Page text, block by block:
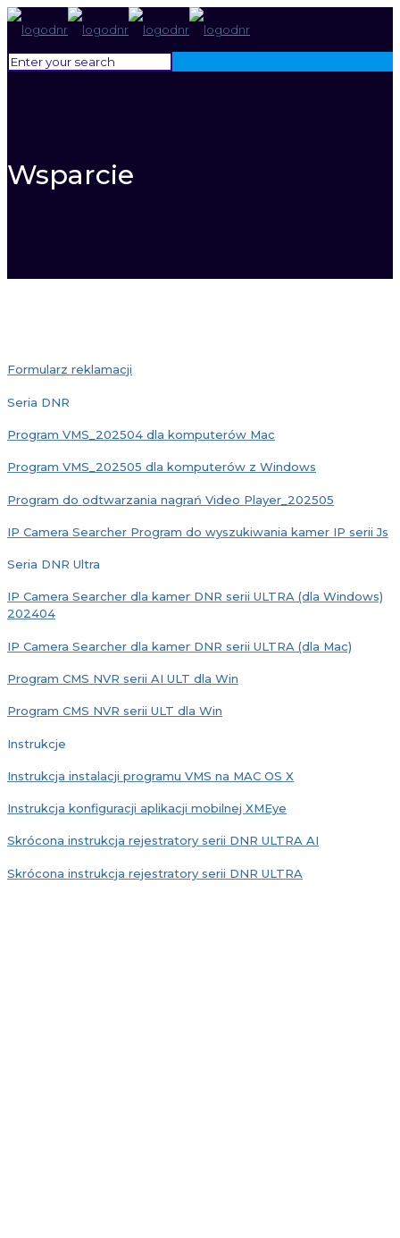
Wsparcie
Formularz reklamacji
Seria DNR
Program VMS_202504 dla komputerów Mac
Program VMS_202505 dla komputerów z Windows
Program do odtwarzania nagrań Video Player_202505
IP Camera Searcher Program do wyszukiwania kamer IP serii Js
Seria DNR Ultra
IP Camera Searcher dla kamer DNR serii ULTRA (dla Windows)
202404
IP Camera Searcher dla kamer DNR serii ULTRA (dla Mac)
Program CMS NVR serii AI ULT dla Win
Program CMS NVR serii ULT dla Win
Instrukcje
Instrukcja instalacji programu VMS na MAC OS X
Instrukcja konfiguracji aplikacji mobilnej XMEye
Skrócona instrukcja rejestratory serii DNR ULTRA AI
Skrócona instrukcja rejestratory serii DNR ULTRA